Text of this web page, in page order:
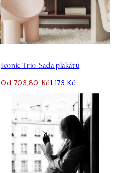
Iconic Trio Sada plakátů
Od 703,80 Kč1 173 Kč